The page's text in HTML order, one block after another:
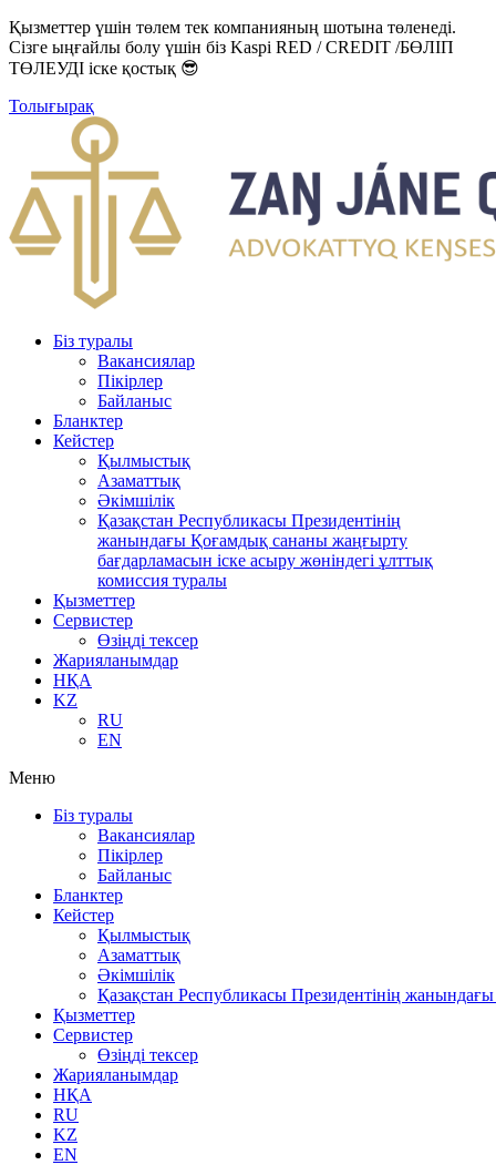
Қызметтер үшін төлем тек компанияның шотына төленеді.
Сізге ыңғайлы болу үшін біз Kaspi RED / CREDIT /БӨЛІП
ТӨЛЕУДІ іске қостық 😎
Толығырақ
Біз туралы
Вакансиялар
Пікірлер
Байланыс
Бланктер
Кейстер
Қылмыстық
Азаматтық
Әкімшілік
Қазақстан Республикасы Президентінің
жанындағы Қоғамдық сананы жаңғырту
бағдарламасын іске асыру жөніндегі ұлттық
комиссия туралы
Қызметтер
Сервистер
Өзіңді тексер
Жарияланымдар
НҚА
KZ
RU
EN
Меню
Біз туралы
Вакансиялар
Пікірлер
Байланыс
Бланктер
Кейстер
Қылмыстық
Азаматтық
Әкімшілік
Қазақстан Республикасы Президентінің
Қызметтер
Сервистер
Өзіңді тексер
Жарияланымдар
НҚА
RU
KZ
EN